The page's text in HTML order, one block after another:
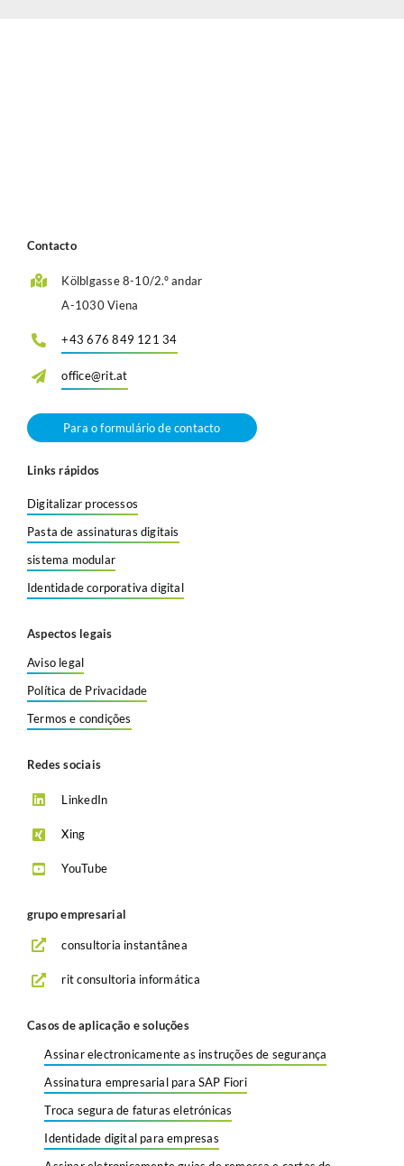
Contacto
Kölblgasse 8-10/2.º andar
A-1030 Viena
+43 676 849 121 34
office@rit.at
Para o formulário de contacto
Links rápidos
Digitalizar processos
Pasta de assinaturas digitais
sistema modular
Identidade corporativa digital
Aspectos legais
Aviso legal
Política de Privacidade
Termos e condições
Redes sociais
LinkedIn
Xing
YouTube
grupo empresarial
consultoria instantânea
rit consultoria informática
Casos de aplicação e soluções
Assinar electronicamente as instruções de segurança
Assinatura empresarial para SAP Fiori
Troca segura de faturas eletrónicas
Identidade digital para empresas